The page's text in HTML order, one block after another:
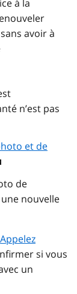
à la
avoir à
n’est pas
et de
de
nouvelle
Appelez
si vous
un